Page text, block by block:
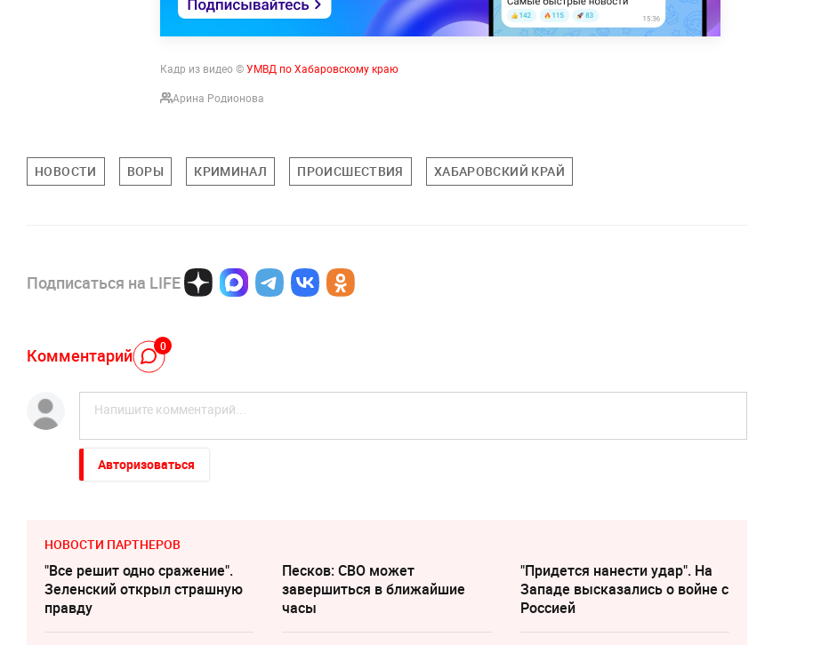
Кадр из видео ©УМВД по Хабаровскому краю
Арина Родионова
НОВОСТИ ВОРЫ КРИМИНАЛ ПРОИСШЕСТВИЯ ХАБАРОВСКИЙ КРАЙ
Подписаться на LIFE
Комментарий 0
Авторизоваться
НОВОСТИ ПАРТНЕРОВ
"Все решит одно сражение".
Зеленский открыл страшную
правду
Песков: СВО может
завершиться в ближайшие
часы
"Придется нанести удар". На
Западе высказались о войне с
Россией